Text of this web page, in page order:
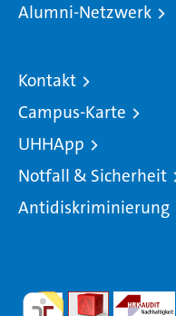
Alumni-Netzwerk
Kontakt
Campus-Karte
UHHApp
Notfall & Sicherheit
Antidiskriminierung